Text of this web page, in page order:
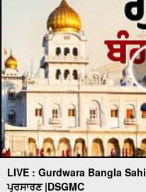
LIVE : Gurdwara Bangla
ਪ੍ਰਸਾਰਣ |DSGMC